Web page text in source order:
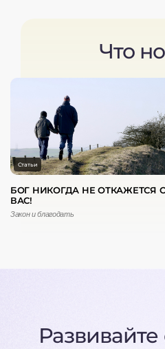
Что
Статьи
БОГ НИКОГДА НЕ ОТКАЖЕТСЯ
ВАС!
Закон и благодать